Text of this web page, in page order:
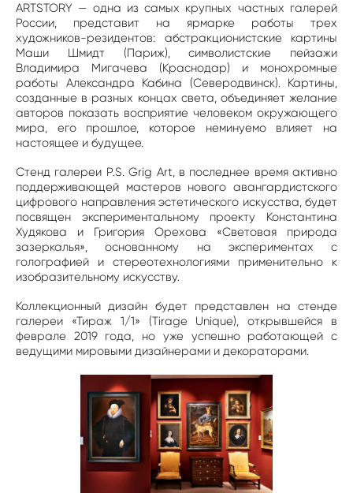
ARTSTORY — одна из самых крупных частных галерей
России, представит на ярмарке работы трех
художников-резидентов: абстракционистские картины
Маши Шмидт (Париж), символистские пейзажи
Владимира Мигачева (Краснодар) и монохромные
работы Александра Кабина (Северодвинск). Картины,
созданные в разных концах света, объединяет желание
авторов показать восприятие человеком окружающего
мира, его прошлое, которое неминуемо влияет на
настоящее и будущее.
Стенд галереи P.S. Grig Art, в последнее время активно
поддерживающей мастеров нового авангардистского
цифрового направления эстетического искусства, будет
посвящен экспериментальному проекту Константина
Худякова и Григория Орехова «Световая природа
зазеркалья», основанному на экспериментах с
голографией и стереотехнологиями применительно к
изобразительному искусству.
Коллекционный дизайн будет представлен на стенде
галереи «Тираж 1/1» (Tirage Unique), открывшейся в
феврале 2019 года, но уже успешно работающей с
ведущими мировыми дизайнерами и декораторами.